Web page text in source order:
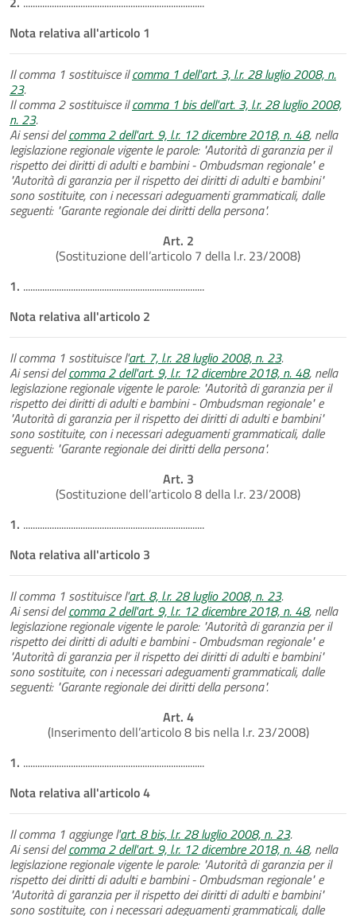
Nota relativa all'articolo 1
Il comma 1 sostituisce ilcomma 1 dell'art. 3, l.r. 28 luglio 2008, n.
23.
Il comma 2 sostituisce ilcomma 1 bis dell'art. 3, l.r. 28 luglio 2008,
n. 23.
Ai sensi delcomma 2 dell'art. 9, l.r. 12 dicembre 2018, n. 48, nella
legislazione regionale vigente le parole: "Autorità di garanzia per il
rispetto dei diritti di adulti e bambini - Ombudsman regionale" e
"Autorità di garanzia per il rispetto dei diritti di adulti e bambini"
sono sostituite, con i necessari adeguamenti grammaticali, dalle
seguenti: "Garante regionale dei diritti della persona".
Art. 2
(Sostituzione dell’articolo 7 della l.r. 23/2008)
1. ............................................................................
Nota relativa all'articolo 2
Il comma 1 sostituisce l'art. 7, l.r. 28 luglio 2008, n. 23.
Ai sensi delcomma 2 dell'art. 9, l.r. 12 dicembre 2018, n. 48, nella
legislazione regionale vigente le parole: "Autorità di garanzia per il
rispetto dei diritti di adulti e bambini - Ombudsman regionale" e
"Autorità di garanzia per il rispetto dei diritti di adulti e bambini"
sono sostituite, con i necessari adeguamenti grammaticali, dalle
seguenti: "Garante regionale dei diritti della persona".
Art. 3
(Sostituzione dell’articolo 8 della l.r. 23/2008)
1. ............................................................................
Nota relativa all'articolo 3
Il comma 1 sostituisce l'art. 8, l.r. 28 luglio 2008, n. 23.
Ai sensi delcomma 2 dell'art. 9, l.r. 12 dicembre 2018, n. 48, nella
legislazione regionale vigente le parole: "Autorità di garanzia per il
rispetto dei diritti di adulti e bambini - Ombudsman regionale" e
"Autorità di garanzia per il rispetto dei diritti di adulti e bambini"
sono sostituite, con i necessari adeguamenti grammaticali, dalle
seguenti: "Garante regionale dei diritti della persona".
Art. 4
(Inserimento dell’articolo 8 bis nella l.r. 23/2008)
1. ............................................................................
Nota relativa all'articolo 4
Il comma 1 aggiunge l'art. 8 bis, l.r. 28 luglio 2008, n. 23.
Ai sensi delcomma 2 dell'art. 9, l.r. 12 dicembre 2018, n. 48, nella
legislazione regionale vigente le parole: "Autorità di garanzia per il
rispetto dei diritti di adulti e bambini - Ombudsman regionale" e
"Autorità di garanzia per il rispetto dei diritti di adulti e bambini"
sono sostituite, con i necessari adeguamenti grammaticali, dalle